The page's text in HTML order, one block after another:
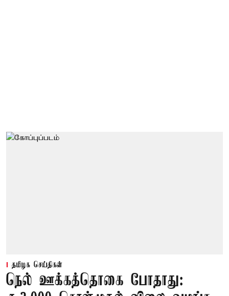
தமிழக செய்திகள்
நெல் ஊக்கத்தொகை போதாது: